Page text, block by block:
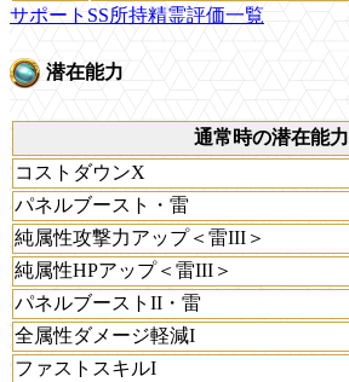
サポートSS所持精霊評価一覧
潜在能力
通常時の潜在能力
コストダウンX
パネルブースト・雷
純属性攻撃力アップ＜雷III＞
純属性HPアップ＜雷III＞
パネルブーストII・雷
全属性ダメージ軽減I
ファストスキルI